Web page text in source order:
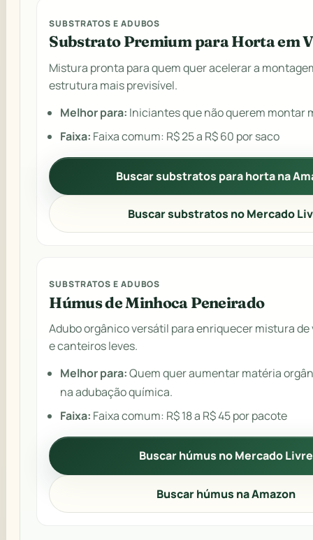
SUBSTRATOS E ADUBOS
Substrato Premium para Horta em
Mistura pronta para quem quer acelerar a
estrutura mais previsível.
Melhor para: Iniciantes que não querem montar
Faixa: Faixa comum: R$ 25 a R$ 60 por saco
Buscar substratos para horta na
Buscar substratos no Mercado
SUBSTRATOS E ADUBOS
Húmus de Minhoca Peneirado
Adubo orgânico versátil para enriquecer mistura de
e canteiros leves.
Melhor para:Quem quer aumentar matéria
na adubação química.
Faixa: Faixa comum: R$ 18 a R$ 45 por pacote
Buscar húmus no Mercado Livre
Buscar húmus na Amazon